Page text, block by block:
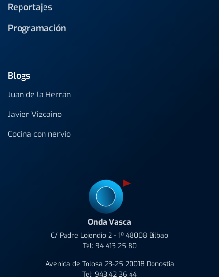
Reportajes
Programación
Blogs
Juan de la Herrán
Javier Vizcaino
Cocina con nervio
Onda Vasca
C/ Padre Lojendio 2 - 1º 48008 Bilbao
Tel: 94 413 25 80
Avenida de Tolosa 23-25 20018 Donostia
Tel: 943 42 36 44